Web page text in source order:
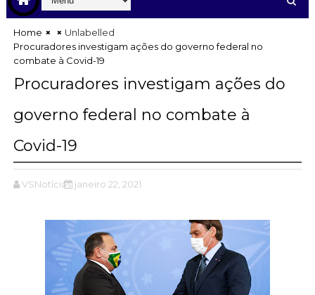
Home
Unlabelled
Procuradores investigam ações do governo federal no
combate à Covid-19
Procuradores investigam ações do
governo federal no combate à
Covid-19
VSNotícias janeiro 22, 2021